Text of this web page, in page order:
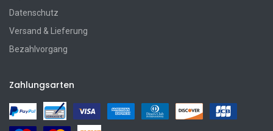
Datenschutz
Versand & Lieferung
Bezahlvorgang
Zahlungsarten